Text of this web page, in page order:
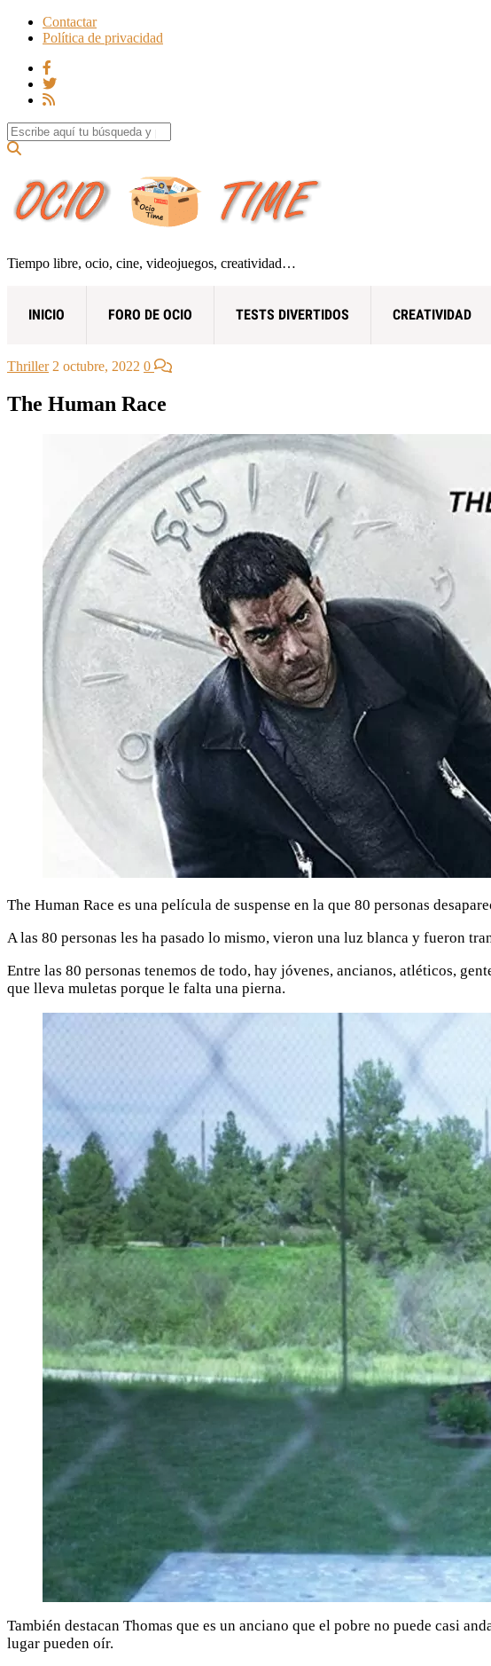
Contactar
Política de privacidad
Search for:
Tiempo libre, ocio, cine, videojuegos, creatividad…
INICIO FORO DE OCIO TESTS DIVERTIDOS CREATIVIDAD
Thriller 2 octubre, 2022 0
The Human Race
The Human Race es una película de suspense en la que 80 personas
A las 80 personas les ha pasado lo mismo, vieron una luz blanca y fueron
Entre las 80 personas tenemos de todo, hay jóvenes, ancianos, atléticos,
que lleva muletas porque le falta una pierna.
También destacan Thomas que es un anciano que el pobre no puede casi
lugar pueden oír.